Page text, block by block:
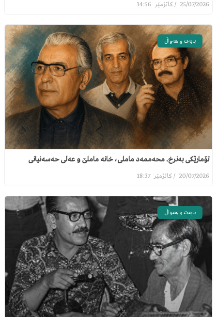
25/07/2026
بابەت و هەواڵ
تۆمارێکی بەنرخ. محەممەد ماملی، خانە ماملێ و عەلی حەسەنیانی
20/07/2026
18:37
بابەت و هەواڵ